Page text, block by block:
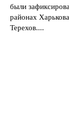
были
районах
Терехов....